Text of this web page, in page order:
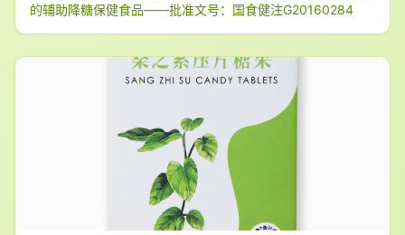
的辅助降糖保健食品——批准文号：国食健注G20160284